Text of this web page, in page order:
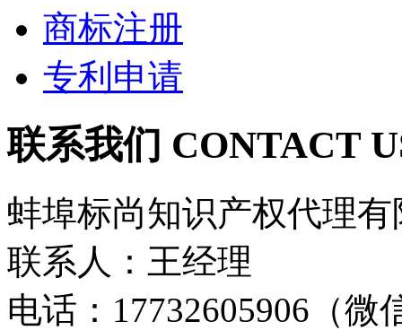
商标注册
专利申请
联系我们 CONTACT
蚌埠标尚知识产权代理有
联系人：王经理
电话：17732605906（微